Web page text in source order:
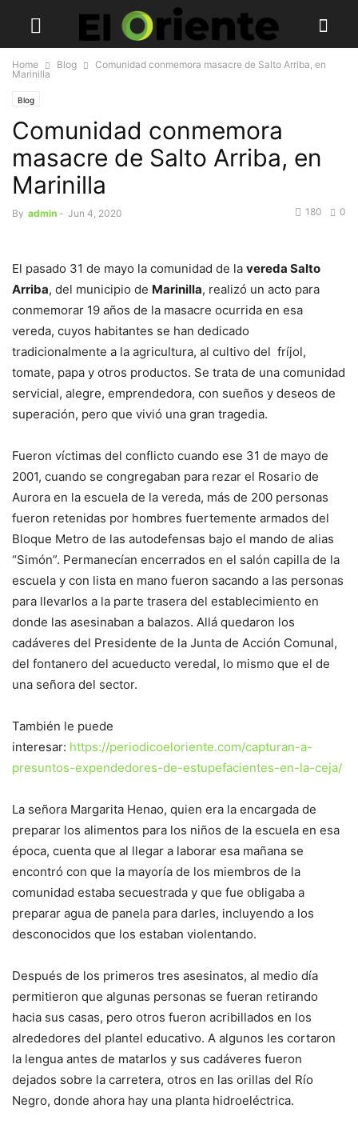
Home Blog
Comunidad conmemora masacre de Salto Arriba, en
Marinilla
Blog
Comunidad conmemora
masacre de Salto Arriba, en
Marinilla
By admin - Jun 4, 2020 0
180
El pasado 31 de mayo la comunidad de la vereda Salto
Arriba, del municipio de Marinilla, realizó un acto para
conmemorar 19 años de la masacre ocurrida en esa
vereda, cuyos habitantes se han dedicado
tradicionalmente a la agricultura, al cultivo del fríjol,
tomate, papa y otros productos. Se trata de una comunidad
servicial, alegre, emprendedora, con sueños y deseos de
superación, pero que vivió una gran tragedia.
Fueron víctimas del conflicto cuando ese 31 de mayo de
2001, cuando se congregaban para rezar el Rosario de
Aurora en la escuela de la vereda, más de 200 personas
fueron retenidas por hombres fuertemente armados del
Bloque Metro de las autodefensas bajo el mando de alias
“Simón”. Permanecían encerrados en el salón capilla de la
escuela y con lista en mano fueron sacando a las personas
para llevarlos a la parte trasera del establecimiento en
donde las asesinaban a balazos. Allá quedaron los
cadáveres del Presidente de la Junta de Acción Comunal,
del fontanero del acueducto veredal, lo mismo que el de
una señora del sector.
También le puede
interesar: https://periodicoeloriente.com/capturan-a-
presuntos-expendedores-de-estupefacientes-en-la-ceja/
La señora Margarita Henao, quien era la encargada de
preparar los alimentos para los niños de la escuela en esa
época, cuenta que al llegar a laborar esa mañana se
encontró con que la mayoría de los miembros de la
comunidad estaba secuestrada y que fue obligaba a
preparar agua de panela para darles, incluyendo a los
desconocidos que los estaban violentando.
Después de los primeros tres asesinatos, al medio día
permitieron que algunas personas se fueran retirando
hacia sus casas, pero otros fueron acribillados en los
alrededores del plantel educativo. A algunos les cortaron
la lengua antes de matarlos y sus cadáveres fueron
dejados sobre la carretera, otros en las orillas del Río
Negro, donde ahora hay una planta hidroeléctrica.